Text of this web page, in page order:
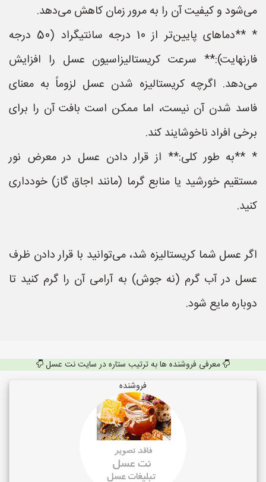
می‌شود و کیفیت آن را به مرور زمان کاهش می‌دهد.
* **دماهای پایین‌تر از 10 درجه سانتیگراد (50 درجه
فارنهایت):** سرعت کریستالیزاسیون عسل را افزایش
می‌دهد. اگرچه کریستالیزه شدن عسل لزوماً به معنای
فاسد شدن آن نیست، اما ممکن است بافت آن را برای
برخی افراد ناخوشایند کند.
* **به طور کلی:** از قرار دادن عسل در معرض نور
مستقیم خورشید یا منابع گرما (مانند اجاق گاز) خودداری
کنید.
اگر عسل شما کریستالیزه شد، می‌توانید با قرار دادن ظرف
عسل در آب گرم (نه جوش) به آرامی آن را گرم کنید تا
دوباره مایع شود.
معرفی فروشنده ها به ترتیب ستاره در سایت نت عسل
فروشنده